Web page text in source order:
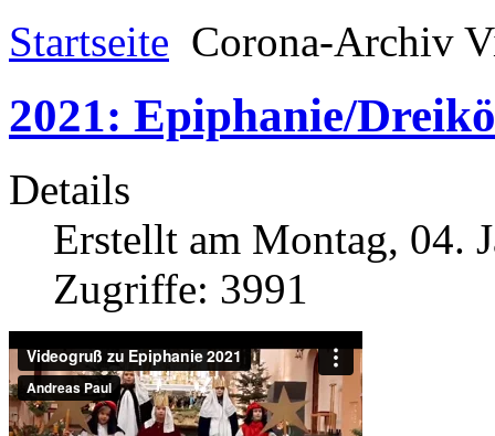
Startseite Corona-Archiv
2021: Epiphanie/
Details
Erstellt am Montag, 04.
Zugriffe: 3991